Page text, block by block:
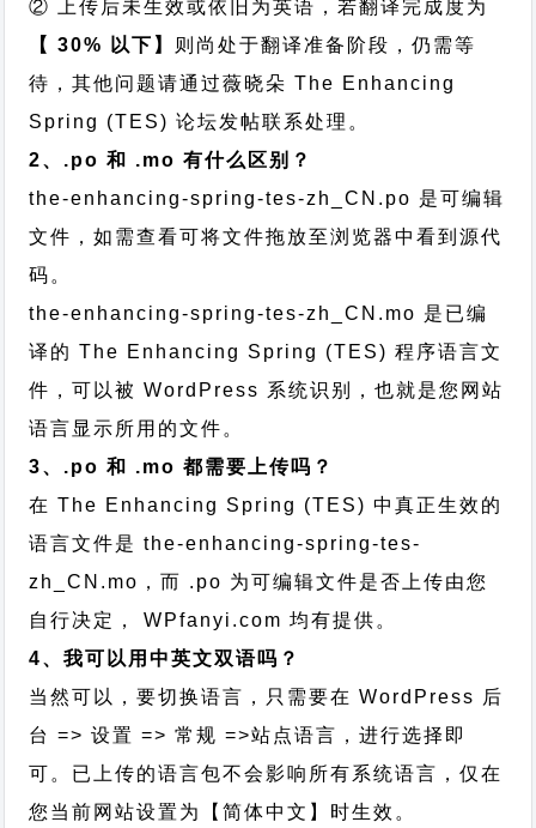
② 上传后未生效或依旧为英语，若翻译完成度为
【 30% 以下】 则尚处于翻译准备阶段，仍需等
待，其他问题请通过薇晓朵 The Enhancing
Spring (TES) 论坛发帖联系处理。
2、.po 和 .mo 有什么区别？
the-enhancing-spring-tes-zh_CN.po 是可编辑
文件，如需查看可将文件拖放至浏览器中看到源代
码。
the-enhancing-spring-tes-zh_CN.mo 是已编
译的 The Enhancing Spring (TES) 程序语言文
件，可以被 WordPress 系统识别，也就是您网站
语言显示所用的文件。
3、.po 和 .mo 都需要上传吗？
在 The Enhancing Spring (TES) 中真正生效的
语言文件是 the-enhancing-spring-tes-
zh_CN.mo，而 .po 为可编辑文件是否上传由您
自行决定， WPfanyi.com 均有提供。
4、我可以用中英文双语吗？
当然可以，要切换语言，只需要在 WordPress 后
台 => 设置 => 常规 =>站点语言，进行选择即
可。已上传的语言包不会影响所有系统语言，仅在
您当前网站设置为【简体中文】时生效。